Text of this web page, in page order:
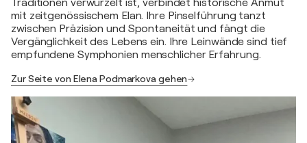
Traditionen verwurzelt ist, verbindet historische Anmut
mit zeitgenössischem Elan. Ihre Pinselführung tanzt
zwischen Präzision und Spontaneität und fängt die
Vergänglichkeit des Lebens ein. Ihre Leinwände sind tief
empfundene Symphonien menschlicher Erfahrung.
Zur Seite von Elena Podmarkova gehen